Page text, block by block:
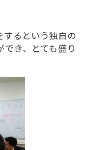
するという独自の
でき、とても盛り